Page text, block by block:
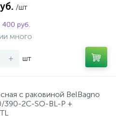
/шт
руб.
много
+ шт
с раковиной BelBagno
390-2C-SO-BL-P +